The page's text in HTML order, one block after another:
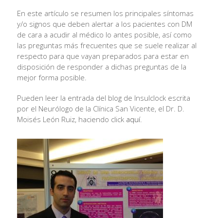
En este artículo se resumen los principales síntomas
y/o signos que deben alertar a los pacientes con DM
de cara a acudir al médico lo antes posible, así como
las preguntas más frecuentes que se suele realizar al
respecto para que vayan preparados para estar en
disposición de responder a dichas preguntas de la
mejor forma posible.
Pueden leer la entrada del blog de Insulclock escrita
por el Neurólogo de la Clínica San Vicente, el Dr. D.
Moisés León Ruiz, haciendo click aquí.